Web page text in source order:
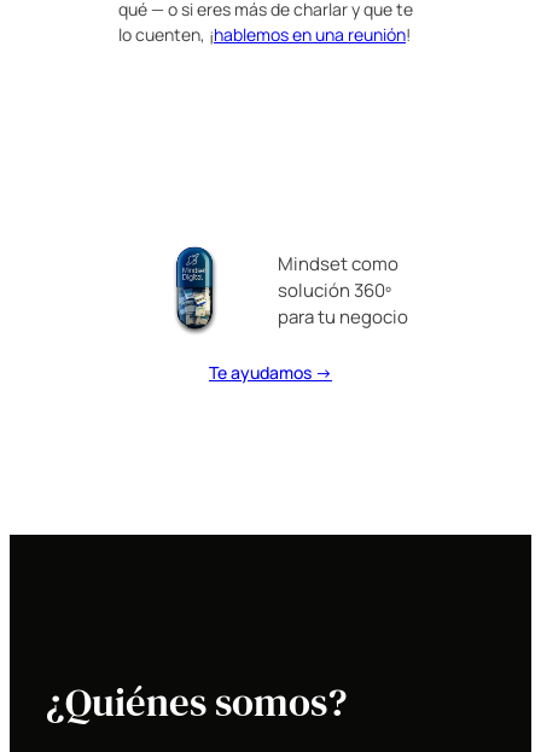
qué — o si eres más de charlar y que te
lo cuenten, ¡hablemos en una reunión!
Mindset como
solución 360º
para tu negocio
Te ayudamos →
¿Quiénes somos?